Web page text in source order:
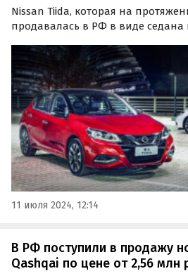
Nissan Tiida, которая на
продавалась в РФ в виде седана
покупки.
11 июля 2024, 12:14
В РФ поступили в продажу
Qashqai по цене от 2,56 млн